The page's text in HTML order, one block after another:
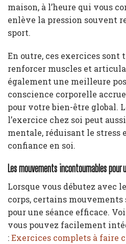
maison, à l’heure qui vous
enlève la pression souvent
sport.
En outre, ces exercices sont
renforcer muscles et
également une meilleure
conscience corporelle
pour votre bien-être global.
l’exercice chez soi peut
mentale, réduisant le stress
confiance en soi.
Les mouvements incontournables
Lorsque vous débutez avec
corps, certains
pour une séance efficace.
vous pouvez facilement
:Exercices complets à faire